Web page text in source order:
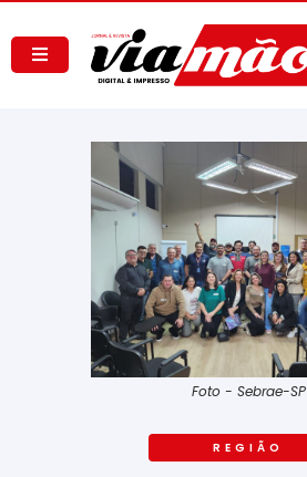
Foto - Sebrae-SP
REGIÃO